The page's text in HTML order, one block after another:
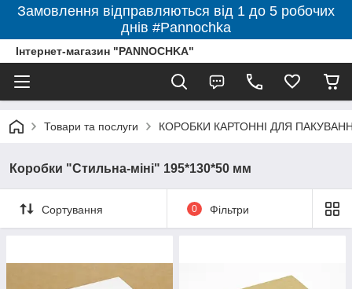
Замовлення відправляються від 1 до 5 робочих
днів #Pannochka
Інтернет-магазин "PANNOCHKA"
Товари та послуги КОРОБКИ КАРТОННІ ДЛЯ ПАКУВАННЯ
Коробки "Стильна-міні" 195*130*50 мм
Сортування 0 Фільтри